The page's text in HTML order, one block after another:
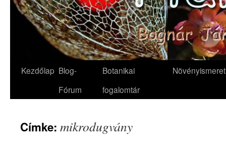
Kezdőlap Blog-
Fórum
Botanikai
fogalomtár
Növényismeret
Címke: mikrodugvány